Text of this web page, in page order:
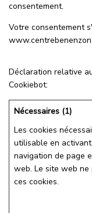
consentement.
Votre consentement
Déclaration relative
Cookiebot:
Nécessaires (1)
Les cookies
utilisable en
navigation de page
web. Le site web
ces cookies.